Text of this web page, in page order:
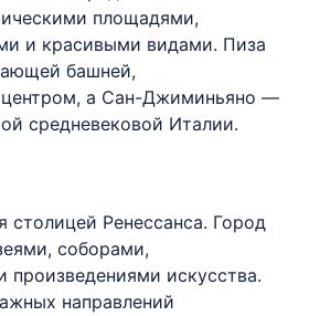
площадями,
и красивыми видами. Пиза
башней,
а Сан-Джиминьяно —
средневековой Италии.
столицей Ренессанса. Город
соборами,
искусства.
направлений